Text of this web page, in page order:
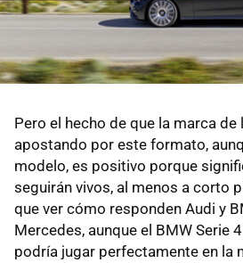
Pero el hecho de que la marca
apostando por este formato,
modelo, es positivo porque
seguirán vivos, al menos a corto
que ver cómo responden Audi y
Mercedes, aunque el BMW Serie
podría jugar perfectamente en la